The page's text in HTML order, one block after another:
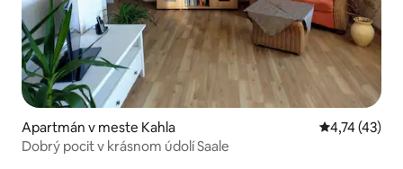
Apartmán v meste Kahla Priemerné
4,74 (43)
Dobrý pocit v krásnom údolí Saale